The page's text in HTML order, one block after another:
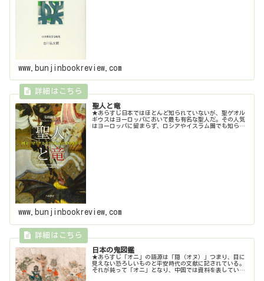
www.bunjinbookreview.com
聖人と竜
★あらすじ日本ではほとんど知られていないが、聖ゲオル
ギウスはヨーロッパにおいて最も有名な聖人だ。その人気
はヨーロッパに留まらず、ロシアやイスラム圏でも知られ
www.bunjinbookreview.com
日本の鬼図鑑
★あらすじ「オニ」の語源は「隠（オヌ）」つまり、目に
見えない恐ろしいものと平安時代の文献に記されている。
それが鈍って「オニ」となり、中国では資料を表していた